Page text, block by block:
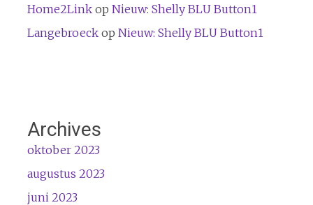
Home2Linkop Nieuw: Shelly BLU Button1
Langebroeckop Nieuw: Shelly BLU Button1
Archives
oktober 2023
augustus 2023
juni 2023